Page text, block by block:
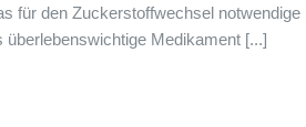
für den Zuckerstoffwechsel notwendige
Medikament [...]